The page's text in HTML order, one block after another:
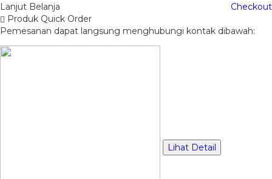
Lanjut Belanja
Checkout
Produk Quick Order
Pemesanan dapat langsung menghubungi kontak dibawah:
Lihat Detail